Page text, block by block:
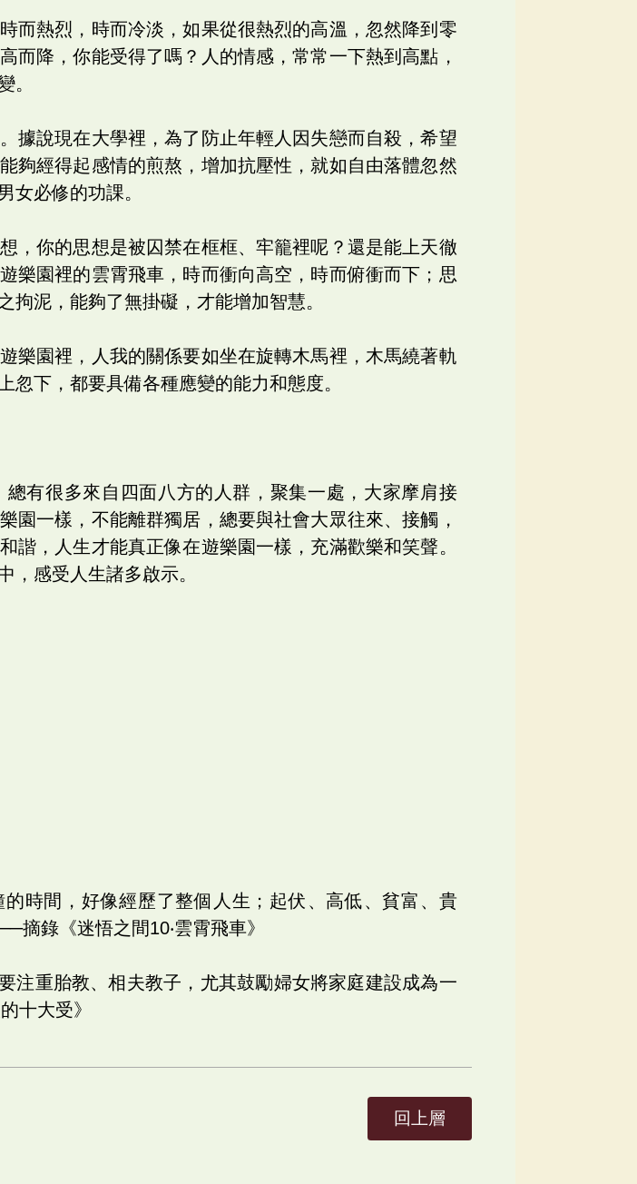
而熱烈，時而冷淡，如果從很熱烈的高溫，忽然降到零
而降，你能受得了嗎？人的情感，常常一下熱到高點，
。
據說現在大學裡，為了防止年輕人因失戀而自殺，希望
夠經得起感情的煎熬，增加抗壓性，就如自由落體忽然
女必修的功課。
，你的思想是被囚禁在框框、牢籠裡呢？還是能上天徹
樂園裡的雲霄飛車，時而衝向高空，時而俯衝而下；思
泥，能夠了無掛礙，才能增加智慧。
樂園裡，人我的關係要如坐在旋轉木馬裡，木馬繞著軌
下，都要具備各種應變的能力和態度。
有很多來自四面八方的人群，聚集一處，大家摩肩接
園一樣，不能離群獨居，總要與社會大眾往來、接觸，
諧，人生才能真正像在遊樂園一樣，充滿歡樂和笑聲。
，感受人生諸多啟示。
時間，好像經歷了整個人生；起伏、高低、貧富、貴
摘錄《迷悟之間10‧雲霄飛車》
注重胎教、相夫教子，尤其鼓勵婦女將家庭建設成為一
十大受》
回上層